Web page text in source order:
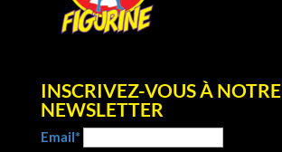
INSCRIVEZ-VOUS À NOTRE
NEWSLETTER
Email*